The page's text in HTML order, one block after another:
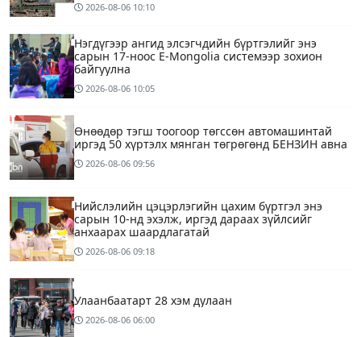
2026-08-06 10:10
Нэгдүгээр ангид элсэгчдийн бүртгэлийг энэ
сарын 17-ноос E-Mongolia системээр зохион
байгуулна
2026-08-06 10:05
Өнөөдөр тэгш тоогоор төгссөн автомашинтай
иргэд 50 хүртэлх мянган төгрөгөнд БЕНЗИН авна
2026-08-06 09:56
Нийслэлийн цэцэрлэгийн цахим бүртгэл энэ
сарын 10-нд эхэлж, иргэд дараах зүйлсийг
анхаарах шаардлагатай
2026-08-06 09:18
Улаанбаатарт 28 хэм дулаан
2026-08-06 06:00